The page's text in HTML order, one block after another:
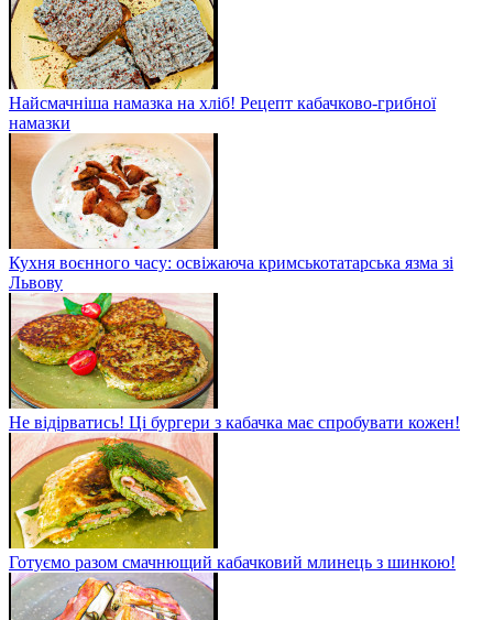
Найсмачніша намазка на хліб! Рецепт кабачково-грибної
намазки
Кухня воєнного часу: освіжаюча кримськотатарська язма зі
Львову
Не відірватись! Ці бургери з кабачка має спробувати кожен!
Готуємо разом смачнющий кабачковий млинець з шинкою!